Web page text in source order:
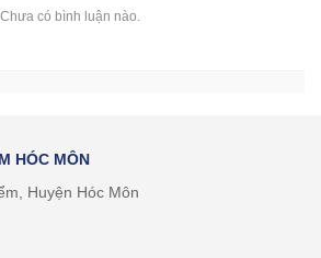
Chưa có bình luận nào.
HÓC MÔN
Huyện Hóc Môn